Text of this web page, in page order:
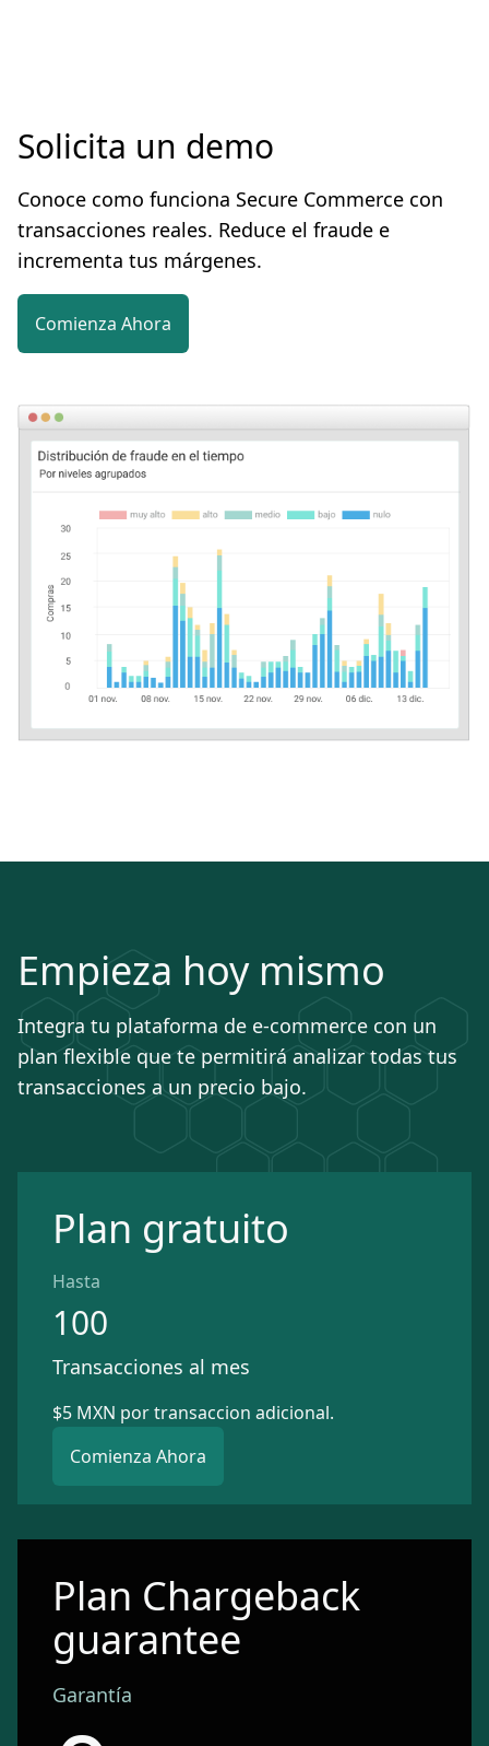
Solicita un demo
Conoce como funciona Secure Commerce con
transacciones reales. Reduce el fraude e
incrementa tus márgenes.
Comienza Ahora
Empieza hoy mismo
Integra tu plataforma de e-commerce con un
plan flexible que te permitirá analizar todas tus
transacciones a un precio bajo.
Plan gratuito
Hasta
100
Transacciones al mes
$5 MXN por transaccion adicional.
Comienza Ahora
Plan Chargeback
guarantee
Garantía